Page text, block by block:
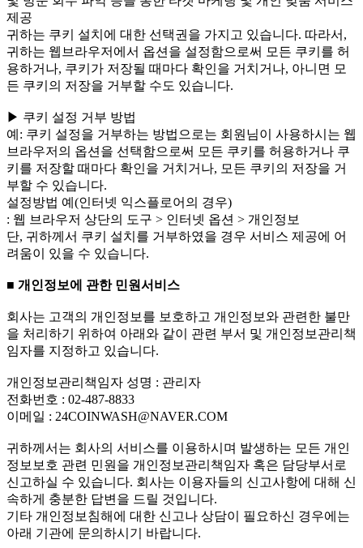
제공
귀하는 쿠키 설치에 대한 선택권을 가지고 있습니다. 따라서,
귀하는 웹브라우저에서 옵션을 설정함으로써 모든 쿠키를 허
용하거나, 쿠키가 저장될 때마다 확인을 거치거나, 아니면 모
든 쿠키의 저장을 거부할 수도 있습니다.
▶ 쿠키 설정 거부 방법
예: 쿠키 설정을 거부하는 방법으로는 회원님이 사용하시는 웹
브라우저의 옵션을 선택함으로써 모든 쿠키를 허용하거나 쿠
키를 저장할 때마다 확인을 거치거나, 모든 쿠키의 저장을 거
부할 수 있습니다.
설정방법 예(인터넷 익스플로어의 경우)
: 웹 브라우저 상단의 도구 > 인터넷 옵션 > 개인정보
단, 귀하께서 쿠키 설치를 거부하였을 경우 서비스 제공에 어
려움이 있을 수 있습니다.
■ 개인정보에 관한 민원서비스
회사는 고객의 개인정보를 보호하고 개인정보와 관련한 불만
을 처리하기 위하여 아래와 같이 관련 부서 및 개인정보관리책
임자를 지정하고 있습니다.
개인정보관리책임자 성명 : 관리자
전화번호 : 02-487-8833
이메일 : 24COINWASH@NAVER.COM
귀하께서는 회사의 서비스를 이용하시며 발생하는 모든 개인
정보보호 관련 민원을 개인정보관리책임자 혹은 담당부서로
신고하실 수 있습니다. 회사는 이용자들의 신고사항에 대해 신
속하게 충분한 답변을 드릴 것입니다.
기타 개인정보침해에 대한 신고나 상담이 필요하신 경우에는
아래 기관에 문의하시기 바랍니다.